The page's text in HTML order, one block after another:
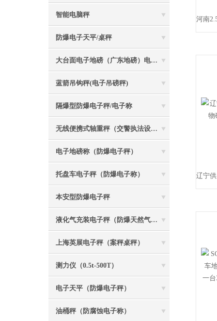
智能电脑秤
防爆电子天平/桌秤
大台面电子地磅（广东地磅）电子汽车衡
蓝箭吊钩秤(电子吊磅秤)
隔爆型防爆电子秤/电子称
无线便携式轴重秤（交警执法设备）
电子地磅称（防爆电子秤）
托盘车电子秤（防爆电子称）
本安型防爆电子秤
液化气充装电子秤（防爆天然气灌装称）
上海英展电子秤（案秤桌秤）
测力仪（0.5t-500T）
电子天平（防爆电子秤）
油桶秤（防腐蚀电子称）